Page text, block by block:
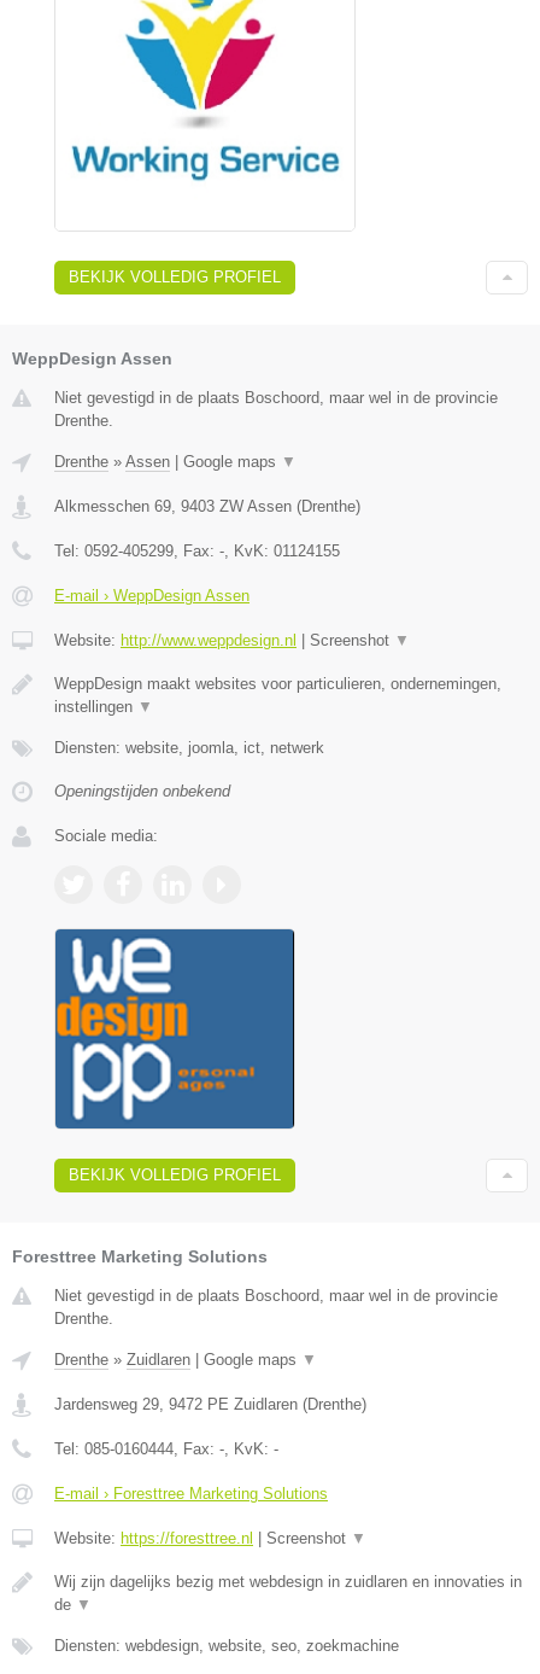
BEKIJK VOLLEDIG PROFIEL
WeppDesign Assen
Niet gevestigd in de plaats Boschoord, maar wel in de provincie
Drenthe.
Drenthe » Assen Google maps ▼
Alkmesschen 69 9403 ZW Assen (Drenthe)
Tel: 0592-405299 , Fax: - , KvK: 01124155
E-mail › WeppDesign Assen
Website: http://www.weppdesign.nl Screenshot ▼
WeppDesign maakt websites voor particulieren, ondernemingen,
instellingen ▼
Diensten: website, joomla, ict, netwerk
Openingstijden onbekend
Sociale media:
BEKIJK VOLLEDIG PROFIEL
Foresttree Marketing Solutions
Niet gevestigd in de plaats Boschoord, maar wel in de provincie
Drenthe.
Drenthe » Zuidlaren Google maps ▼
Jardensweg 29, 9472 PE Zuidlaren (Drenthe)
Tel: 085-0160444, Fax: -, KvK: -
E-mail › Foresttree Marketing Solutions
Website: https://foresttree.nl Screenshot ▼
Wij zijn dagelijks bezig met webdesign in zuidlaren en innovaties in
de ▼
Diensten: webdesign, website, seo, zoekmachine